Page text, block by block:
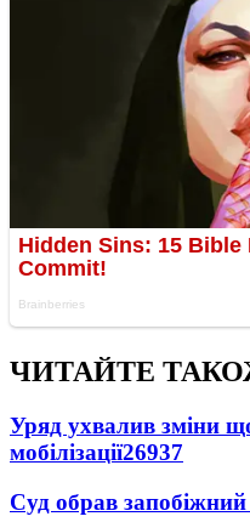
ЧИТАЙТЕ
Уряд ухвалив зміни
мобілізації26937
Суд обрав